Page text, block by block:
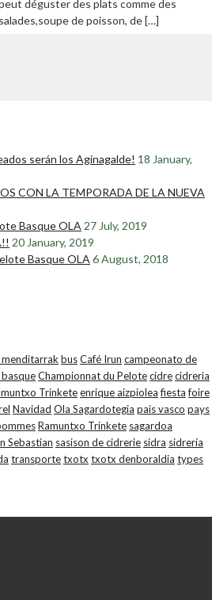
déguster des plats comme des
de poisson, de […]
serán los Aginagalde! 18 January,
CON LA TEMPORADA DE LA NUEVA
Basque OLA27 July, 2019
20 January, 2019
Basque OLA6 August, 2018
busCafé Irun campeonato de
Championnat du Pelotecidrecidreria
Trinketeenrique aizpiolea fiesta foire
Navidad Ola Sagardotegia pais vasco pays
Ramuntxo Trinkete sagardoa
Sebastian sasison de cidrerie sidra sidrería
transportetxotx txotx denboraldia types